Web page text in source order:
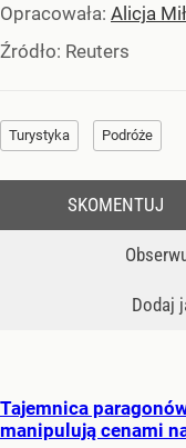
Opracowała: Alicja
Źródło: Reuters
Turystyka Podróże
Dodaj
SKOMENTUJ
Tajemnica
manipulują cenami